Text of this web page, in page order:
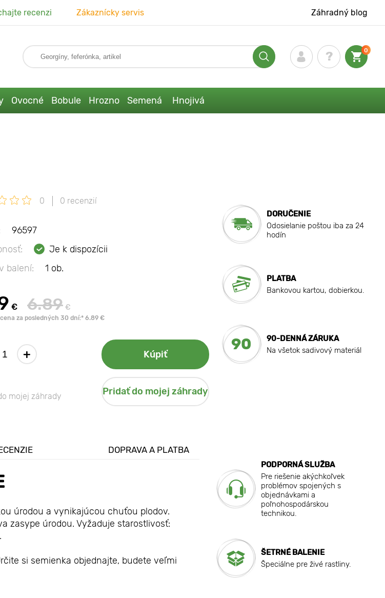
recenzi Zákaznícky servis Záhradný blog
0
Ovocné Bobule Hrozno Semená Hnojivá
0 0 recenzií
96597
Je k dispozícii
balení:
1 ob.
€ 6.89 €
cena za posledných 30 dní:* 6.89 €
+ Kúpiť
mojej záhrady
Pridať do mojej záhrady
DORUČENIE
Odosielanie poštou iba za 24
hodín
PLATBA
Bankovou kartou, dobierkou.
90
90-DENNÁ ZÁRUKA
Na všetok sadivový materiál
DOPRAVA A PLATBA
úrodou a vynikajúcou chuťou plodov.
zasype úrodou. Vyžaduje starostlivosť:
si semienka objednajte, budete veľmi
PODPORNÁ SLUŽBA
Pre riešenie akýchkoľvek
problémov spojených s
objednávkami a
poľnohospodárskou
technikou.
ŠETRNÉ BALENIE
Špeciálne pre živé rastliny.